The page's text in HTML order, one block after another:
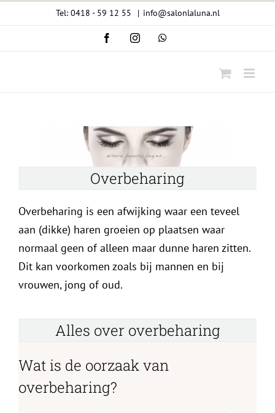
Tel: 0418 - 59 12 55 | info@salonlaluna.nl
FacebookInstagramWhatsApp
Overbeharing
Overbeharing is een afwijking waar een teveel
aan (dikke) haren groeien op plaatsen waar
normaal geen of alleen maar dunne haren zitten.
Dit kan voorkomen zoals bij mannen en bij
vrouwen, jong of oud.
Alles over overbeharing
Wat is de oorzaak van
overbeharing?